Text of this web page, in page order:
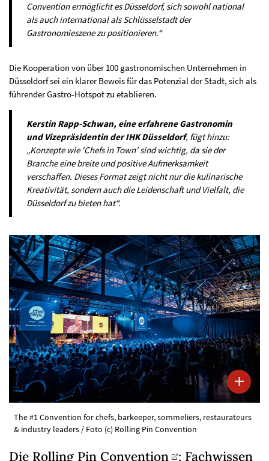
Convention ermöglicht es Düsseldorf, sich sowohl national
als auch international als Schlüsselstadt der
Gastronomieszene zu positionieren.“​
Die Kooperation von über 100 gastronomischen Unternehmen in
Düsseldorf sei ein klarer Beweis für das Potenzial der Stadt, sich als
führender Gastro-Hotspot zu etablieren.
Kerstin Rapp-Schwan, eine erfahrene Gastronomin
und Vizepräsidentin der IHK Düsseldorf, fügt hinzu:
„Konzepte wie 'Chefs in Town' sind wichtig, da sie der
Branche eine breite und positive Aufmerksamkeit
verschaffen. Dieses Format zeigt nicht nur die kulinarische
Kreativität, sondern auch die Leidenschaft und Vielfalt, die
Düsseldorf zu bieten hat“.
The #1 Convention for chefs, barkeeper, sommeliers, restaurateurs
& industry leaders / Foto (c) Rolling Pin Convention
Die Rolling Pin Convention : Fachwissen